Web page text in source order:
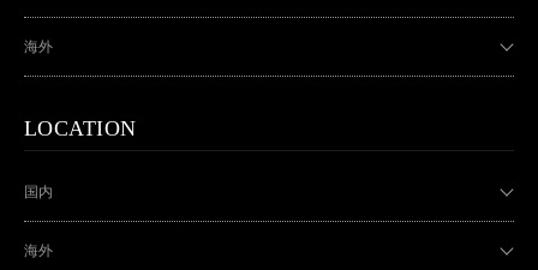
海外
LOCATION
国内
海外